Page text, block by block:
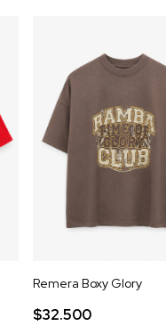
Remera Boxy Glory
$32.500